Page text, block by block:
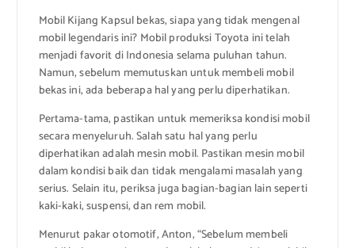
Mobil Kijang Kapsul bekas, siapa yang tidak mengenal
mobil legendaris ini? Mobil produksi Toyota ini telah
menjadi favorit di Indonesia selama puluhan tahun.
Namun, sebelum memutuskan untuk membeli mobil
bekas ini, ada beberapa hal yang perlu diperhatikan.
Pertama-tama, pastikan untuk memeriksa kondisi mobil
secara menyeluruh. Salah satu hal yang perlu
diperhatikan adalah mesin mobil. Pastikan mesin mobil
dalam kondisi baik dan tidak mengalami masalah yang
serius. Selain itu, periksa juga bagian-bagian lain seperti
kaki-kaki, suspensi, dan rem mobil.
Menurut pakar otomotif, Anton, “Sebelum membeli